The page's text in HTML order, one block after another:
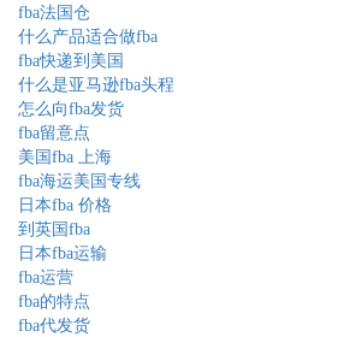
fba法国仓
什么产品适合做fba
fba快递到美国
什么是亚马逊fba头程
怎么向fba发货
fba留意点
美国fba 上海
fba海运美国专线
日本fba 价格
到英国fba
日本fba运输
fba运营
fba的特点
fba代发货